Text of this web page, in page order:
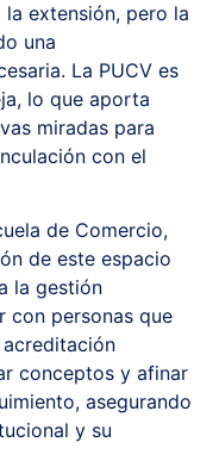
la extensión, pero la
una
La PUCV es
lo que aporta
miradas para
con el
de Comercio,
de este espacio
la gestión
con personas que
conceptos y afinar
asegurando
y su